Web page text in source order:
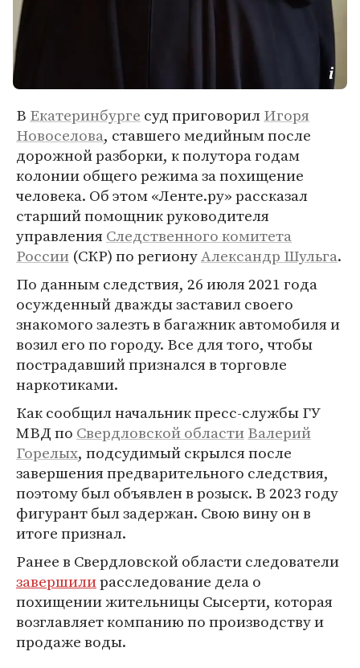
В Екатеринбурге суд приговорилИгоря
Новоселова, ставшего медийным после
дорожной разборки, к полутора годам
колонии общего режима за похищение
человека. Об этом «Ленте.ру» рассказал
старший помощник руководителя
управленияСледственного комитета
России (СКР) по регионуАлександр Шульга.
По данным следствия, 26 июля 2021 года
осужденный дважды заставил своего
знакомого залезть в багажник автомобиля и
возил его по городу. Все для того, чтобы
пострадавший признался в торговле
наркотиками.
Как сообщил начальник пресс-службы ГУ
МВД по Свердловской областиВалерий
Горелых, подсудимый скрылся после
завершения предварительного следствия,
поэтому был объявлен в розыск. В 2023 году
фигурант был задержан. Свою вину он в
итоге признал.
Ранее в Свердловской области следователи
завершилирасследование дела о
похищении жительницы Сысерти, которая
возглавляет компанию по производству и
продаже воды.